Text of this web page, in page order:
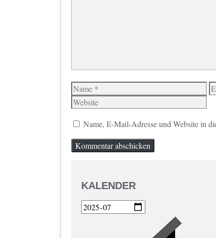
Name
E-
Name, E-Mail-Adresse und Website in
KALENDER